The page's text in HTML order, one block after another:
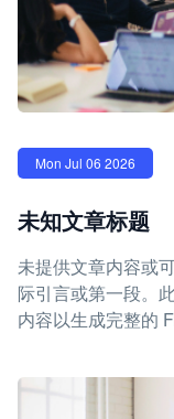
Mon Jul 06 2026
未知文章标题
未提供文章内容或
际引言或第一段。
内容以生成完整的